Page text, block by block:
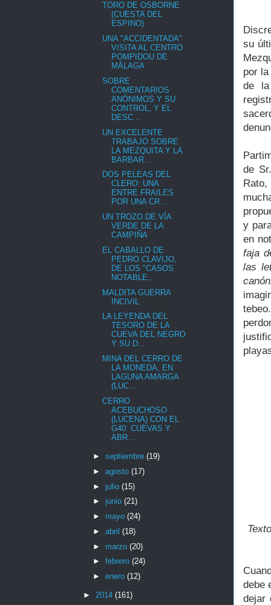
su
por
de la
de
y
en
faja
las
debe
dejar
TORO DE OSBORNE
(CUESTA DEL
ESPINO)
UNA "ACCIDENTADA"
VISITA AL CENTRO
POMPIDOU DE
MÁLAGA
SOBRE
COMENTARIOS
ANÓNIMOS Y SU
CONTROL, Y EL
DESC...
UN EXCELENTE
TRABAJO SOBRE
LA MEZQUITA Y LA
BARBAR...
DOS PELEAS DEL
CLERO: UNA
ENTRE FRAILES
POR UNA CR...
UN TROZO DE VÍA
VERDE DE LA
CAMPIÑA
EL CABALLO DE
PEDRO CLAVIJO,
DE LOS "CASOS
NOTABLE...
MALDITA GUERRA
INCIVIL
LA LEYENDA DEL
TESORO DE LA
CUEVA DEL NEGRO
Y SU D...
MINA DEL CERRO DE
LA MONEDA, EN
LAGUNA AMARGA
(LUC...
CERRO
ACEBUCHOSO
(LUCENA) CON EL
G40: CUEVAS Y
ABR...
► septiembre (19)
► agosto (17)
► julio (15)
► junio (21)
► mayo (24)
► abril (18)
► marzo (20)
► febrero (24)
► enero (12)
► 2014 (161)